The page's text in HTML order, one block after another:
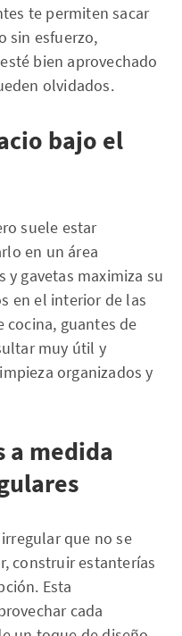
te permiten sacar
sin esfuerzo,
bien aprovechado
olvidados.
bajo el
suele estar
en un área
gavetas maximiza su
en el interior de las
cocina, guantes de
muy útil y
organizados y
a medida
que no se
construir estanterías
Esta
cada